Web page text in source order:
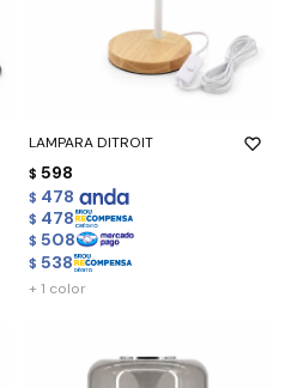
LAMPARA DITROIT
$ 598
$ 478
$ 478
$ 508
$ 538
+ 1 color